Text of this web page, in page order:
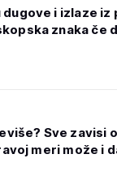
dugove i izlaze iz
znaka če
Sve zavisi
meri može i